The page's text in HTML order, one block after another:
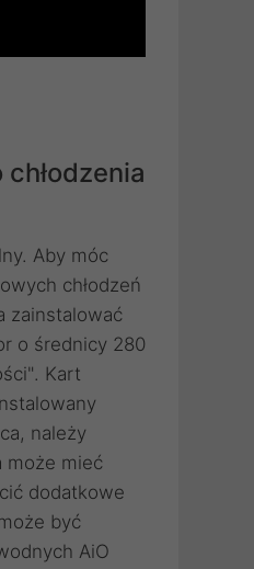
Aby móc
chłodzeń
zainstalować
o średnicy 280
Kart
należy
może mieć
dodatkowe
być
AiO